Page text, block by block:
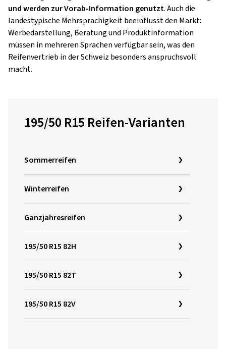
und werden zur Vorab-Information genutzt. Auch die
landestypische Mehrsprachigkeit beeinflusst den Markt:
Werbedarstellung, Beratung und Produktinformation
müssen in mehreren Sprachen verfügbar sein, was den
Reifenvertrieb in der Schweiz besonders anspruchsvoll
macht.
195/50 R15 Reifen-Varianten
Sommerreifen
Winterreifen
Ganzjahresreifen
195/50 R15 82H
195/50 R15 82T
195/50 R15 82V